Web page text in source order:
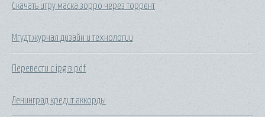
Скачать игру маска зорро через торрент
Мгудт журнал дизайн и технологии
Перевести с ipg в pdf
Ленинград кредит аккорды